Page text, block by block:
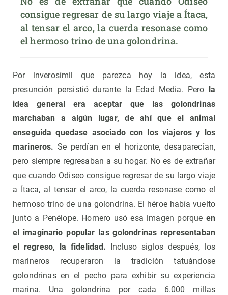
consigue regresar de su largo viaje a Ítaca,
al tensar el arco, la cuerda resonase como
el hermoso trino de una golondrina.
Por inverosímil que parezca hoy la idea, esta
presunción persistió durante la Edad Media. Pero la
idea general era aceptar que las golondrinas
marchaban a algún lugar, de ahí que el animal
enseguida quedase asociado con los viajeros y los
marineros. Se perdían en el horizonte, desaparecían,
pero siempre regresaban a su hogar. No es de extrañar
que cuando Odiseo consigue regresar de su largo viaje
a Ítaca, al tensar el arco, la cuerda resonase como el
hermoso trino de una golondrina. El héroe había vuelto
junto a Penélope. Homero usó esa imagen porque en
el imaginario popular las golondrinas representaban
el regreso, la fidelidad. Incluso siglos después, los
marineros recuperaron la tradición tatuándose
golondrinas en el pecho para exhibir su experiencia
marina. Una golondrina por cada 6.000 millas